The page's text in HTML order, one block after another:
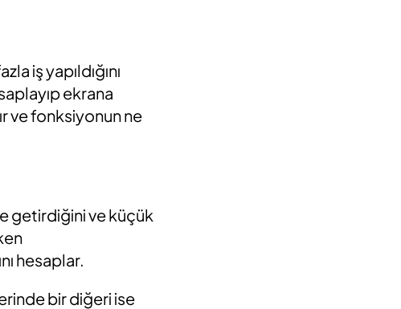
iş yapıldığını
ekrana
ve fonksiyonun ne
getirdiğini ve küçük
hesaplar.
bir diğeri ise